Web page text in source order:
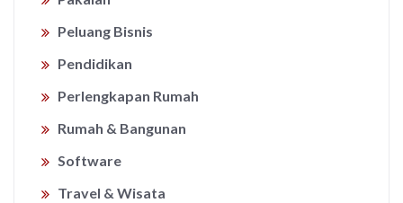
Peluang Bisnis
Pendidikan
Perlengkapan Rumah
Rumah & Bangunan
Software
Travel & Wisata